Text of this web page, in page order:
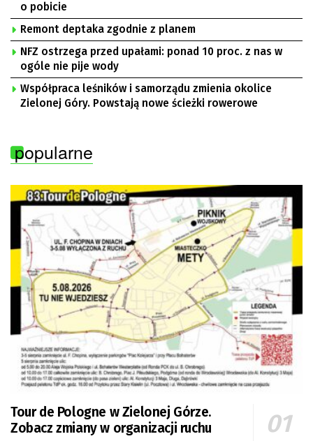
o pobicie
Remont deptaka zgodnie z planem
NFZ ostrzega przed upałami: ponad 10 proc. z nas w
ogóle nie pije wody
Współpraca leśników i samorządu zmienia okolice
Zielonej Góry. Powstają nowe ścieżki rowerowe
popularne
Tour de Pologne w Zielonej Górze.
Zobacz zmiany w organizacji ruchu